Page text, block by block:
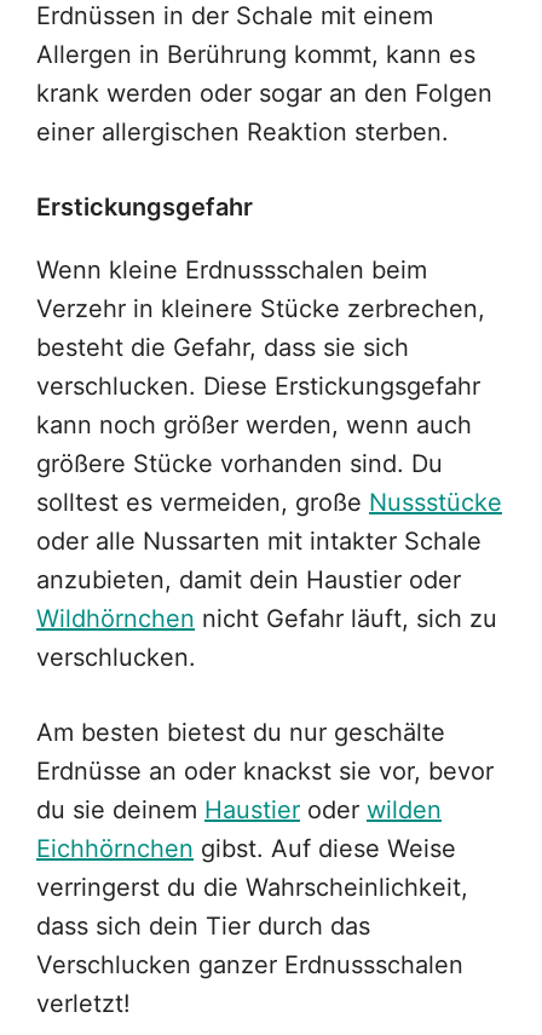
Erdnüssen in der Schale mit einem
Allergen in Berührung kommt, kann es
krank werden oder sogar an den Folgen
einer allergischen Reaktion sterben.
Erstickungsgefahr
Wenn kleine Erdnussschalen beim
Verzehr in kleinere Stücke zerbrechen,
besteht die Gefahr, dass sie sich
verschlucken. Diese Erstickungsgefahr
kann noch größer werden, wenn auch
größere Stücke vorhanden sind. Du
solltest es vermeiden, große Nussstücke
oder alle Nussarten mit intakter Schale
anzubieten, damit dein Haustier oder
Wildhörnchen nicht Gefahr läuft, sich zu
verschlucken.
Am besten bietest du nur geschälte
Erdnüsse an oder knackst sie vor, bevor
du sie deinem Haustier oder wilden
Eichhörnchen gibst. Auf diese Weise
verringerst du die Wahrscheinlichkeit,
dass sich dein Tier durch das
Verschlucken ganzer Erdnussschalen
verletzt!